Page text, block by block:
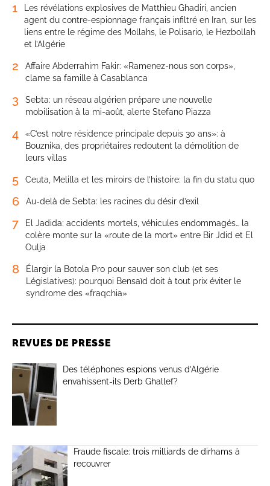
1
Les révélations explosives de Matthieu Ghadiri, ancien
agent du contre-espionnage français infiltré en Iran, sur les
liens entre le régime des Mollahs, le Polisario, le Hezbollah
et l’Algérie
2
Affaire Abderrahim Fakir: «Ramenez-nous son corps»,
clame sa famille à Casablanca
3
Sebta: un réseau algérien prépare une nouvelle
mobilisation à la mi-août, alerte Stefano Piazza
4
«C’est notre résidence principale depuis 30 ans»: à
Bouznika, des propriétaires redoutent la démolition de
leurs villas
5 Ceuta, Melilla et les miroirs de l’histoire: la fin du statu quo
6 Au-delà de Sebta: les racines du désir d’exil
7
El Jadida: accidents mortels, véhicules endommagés… la
colère monte sur la «route de la mort» entre Bir Jdid et El
Oulja
8
Élargir la Botola Pro pour sauver son club (et ses
Législatives): pourquoi Bensaïd doit à tout prix éviter le
syndrome des «fraqchia»
REVUES DE PRESSE
Des téléphones espions venus d’Algérie
envahissent-ils Derb Ghallef?
Fraude fiscale: trois milliards de dirhams à
recouvrer